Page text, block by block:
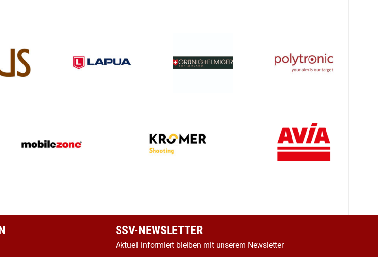
SSV-NEWSLETTER
Aktuell informiert bleiben mit unserem Newsletter